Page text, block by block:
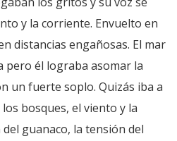
y la corriente. Envuelto en
distancias engañosas. El mar
él lograba asomar la
un fuerte soplo. Quizás iba a
bosques, el viento y la
guanaco, la tensión del